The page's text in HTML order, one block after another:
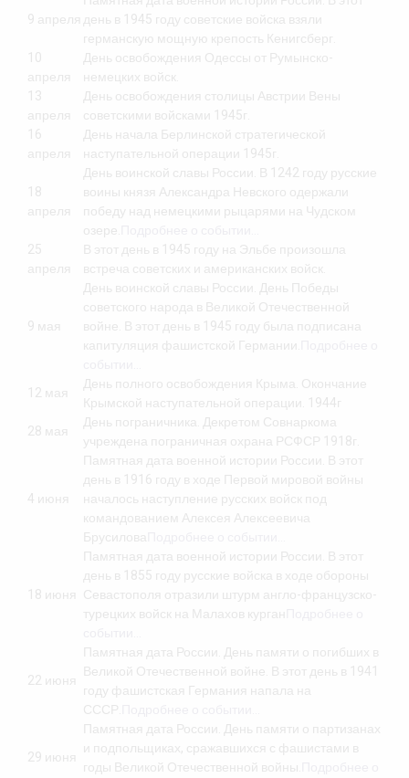
9 апреля день в 1945 году советские войска взяли
германскую мощную крепость Кенигсберг.
10
апреля
День освобождения Одессы от Румынско-
немецких войск.
13
апреля
День освобождения столицы Австрии Вены
советскими войсками 1945г.
16
апреля
День начала Берлинской стратегической
наступательной операции 1945г.
18
апреля
День воинской славы России. В 1242 году русские
воины князя Александра Невского одержали
победу над немецкими рыцарями на Чудском
озере.
25
апреля
В этот день в 1945 году на Эльбе произошла
встреча советских и американских войск.
9 мая
День воинской славы России. День Победы
советского народа в Великой Отечественной
войне. В этот день в 1945 году была подписана
капитуляция фашистской Германии.
12 мая
День полного освобождения Крыма. Окончание
Крымской наступательной операции. 1944г
28 мая
День пограничника. Декретом Совнаркома
учреждена пограничная охрана РСФСР 1918г.
4 июня
Памятная дата военной истории России. В этот
день в 1916 году в ходе Первой мировой войны
началось наступление русских войск под
командованием Алексея Алексеевича
Брусилова
18 июня
Памятная дата военной истории России. В этот
день в 1855 году русские войска в ходе обороны
Севастополя отразили штурм англо-французско-
турецких войск на Малахов курган
22 июня
Памятная дата России. День памяти о погибших в
Великой Отечественной войне. В этот день в 1941
году фашистская Германия напала на
СССР.
29 июня
Памятная дата России. День памяти о партизанах
и подпольщиках, сражавшихся с фашистами в
годы Великой Отечественной войны.